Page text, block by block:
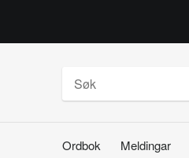
Ordbok Meldingar